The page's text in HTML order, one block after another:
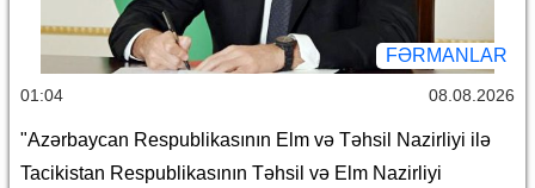
FƏRMANLAR
01:04 08.08.2026
"Azərbaycan Respublikasının Elm və Təhsil Nazirliyi ilə
Tacikistan Respublikasının Təhsil və Elm Nazirliyi